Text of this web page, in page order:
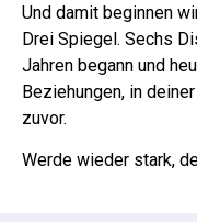
Und damit beginnen
Drei Spiegel. Sechs
Jahren begann und
Beziehungen, in
zuvor.
Werde wieder stark,